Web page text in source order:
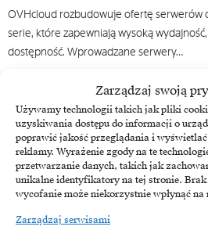
Zarządzaj swoją
Używamy technologii takich jak pliki
uzyskiwania dostępu do informacji o
poprawić jakość przeglądania i
reklamy. Wyrażenie zgody na te
przetwarzanie danych, takich jak
unikalne identyfikatory na tej stronie.
wycofanie może niekorzystnie wpłynąć
Zarządzaj serwisami
OVHcloud rozbudowuje ofertę serwerów
serie, które zapewniają wysoką
dostępność. Wprowadzane serwery…